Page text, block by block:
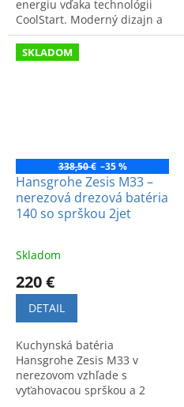
energiu vďaka technológii
CoolStart. Moderný dizajn a
nemecká kvalita pre vašu
kúpeľňu.
SKLADOM
338,50 € –35 %
Hansgrohe Zesis M33 –
nerezová drezová batéria
140 so sprškou 2jet
Skladom
220 €
DETAIL
Kuchynská batéria
Hansgrohe Zesis M33 v
nerezovom vzhľade s
vyťahovacou sprškou a 2